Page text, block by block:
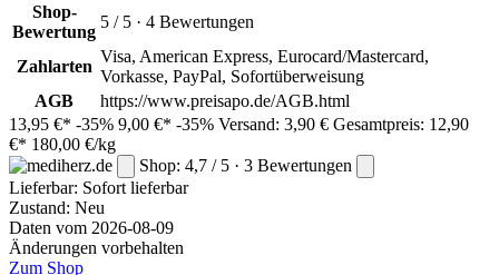
Shop-
Bewertung
5 / 5 · 4 Bewertungen
Zahlarten
Visa, American Express, Eurocard/Mastercard,
Vorkasse, PayPal, Sofortüberweisung
AGB
https://www.preisapo.de/AGB.html
13,95 €* -35% 9,00 €* -35% Versand: 3,90 € Gesamtpreis: 12,90
€* 180,00 €/kg
Shop: 4,7 / 5 · 3 Bewertungen
Lieferbar: Sofort lieferbar
Zustand: Neu
Daten vom 2026-08-09
Änderungen vorbehalten
Zum Shop